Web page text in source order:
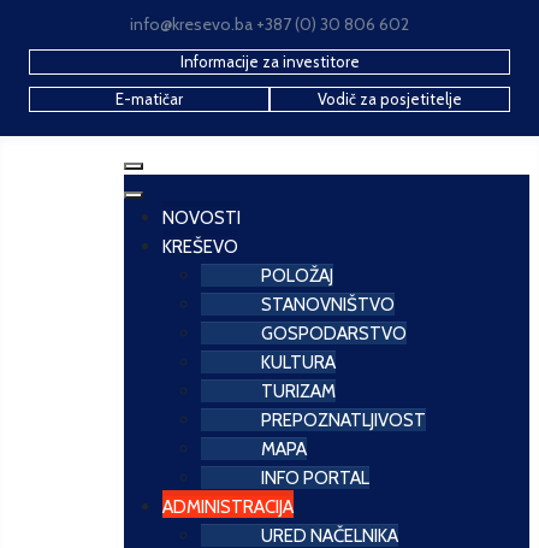
info@kresevo.ba +387 (0) 30 806 602
Informacije za investitore
E-matičar
Vodič za posjetitelje
NOVOSTI
KREŠEVO
POLOŽAJ
STANOVNIŠTVO
GOSPODARSTVO
KULTURA
TURIZAM
PREPOZNATLJIVOST
MAPA
INFO PORTAL
ADMINISTRACIJA
URED NAČELNIKA